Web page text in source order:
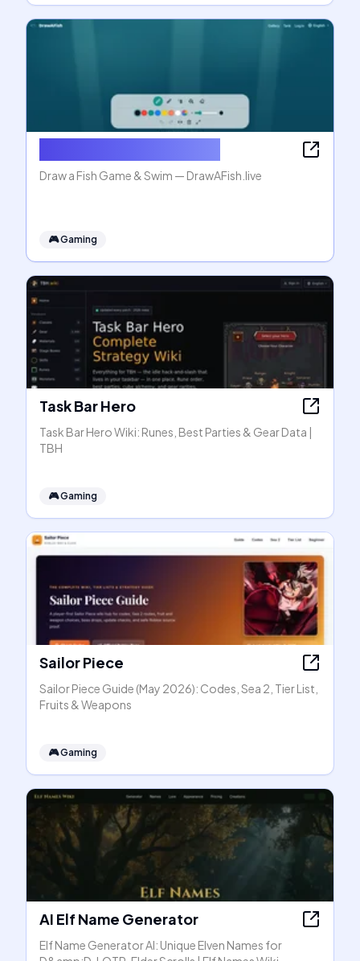
Draw a Fish Game & Swim — DrawAFish.live
🎮Gaming
Task Bar Hero
Task Bar Hero Wiki: Runes, Best Parties & Gear Data |
TBH
🎮Gaming
Sailor Piece
Sailor Piece Guide (May 2026): Codes, Sea 2, Tier List,
Fruits & Weapons
🎮Gaming
AI Elf Name Generator
Elf Name Generator AI: Unique Elven Names for